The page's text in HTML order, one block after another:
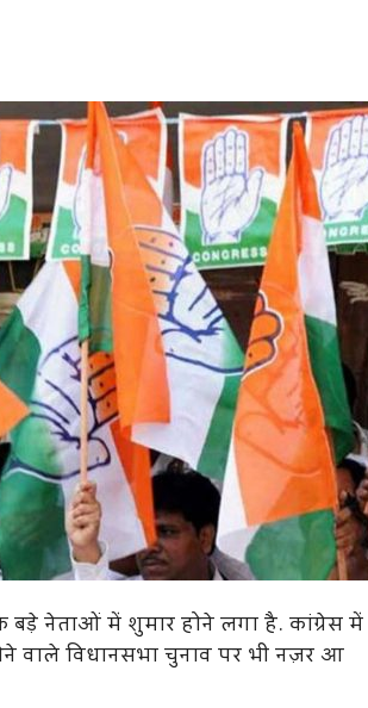
बड़े नेताओं में शुमार होने लगा है. कांग्रेस में
वाले विधानसभा चुनाव पर भी नज़र आ